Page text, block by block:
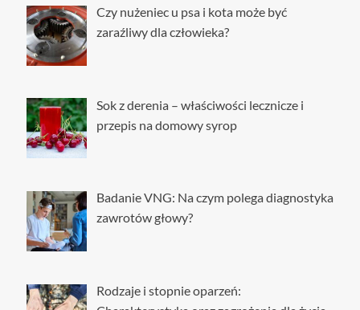
Czy nużeniec u psa i kota może być
zaraźliwy dla człowieka?
Sok z derenia – właściwości lecznicze i
przepis na domowy syrop
Badanie VNG: Na czym polega diagnostyka
zawrotów głowy?
Rodzaje i stopnie oparzeń: